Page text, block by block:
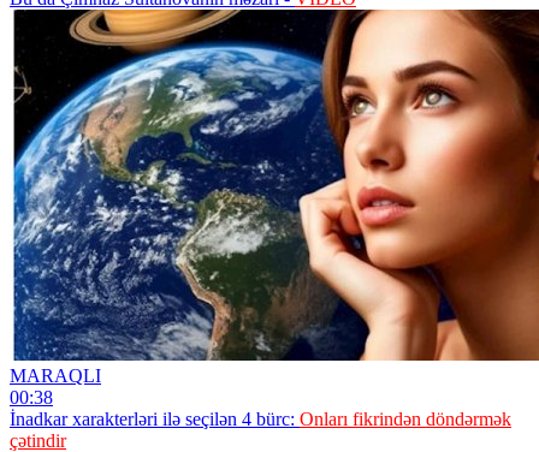
MARAQLI
00:38
İnadkar xarakterləri ilə seçilən 4 bürc: Onları fikrindən döndərmək
çətindir